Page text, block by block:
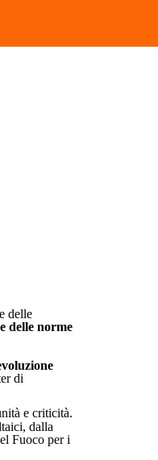
delle
norme
di
e criticità.
dalla
Fuoco per i